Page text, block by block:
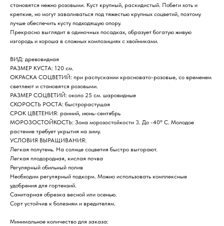
становятся нежно розовыми. Куст крупный, раскидистый. Побеги хоть и
крепкие, но могут заваливаться под тяжестью крупных соцветий, поэтому
лучше обеспечить кусту подходящую опору.
Прекрасно выглядит в одиночных посадках, образует богатую живую
изгородь и хороша в сложных композициях с хвойниками.
ВИД: древовидная
РАЗМЕР КУСТА: 120 см.
ОКРАСКА СОЦВЕТИЙ: при распускании красновато-розовые, со временем
светлеют и становятся розовыми.
РАЗМЕР СОЦВЕТИЙ: около 25 см. шаровидные
СКОРОСТЬ РОСТА: быстрорастущая
СРОК ЦВЕТЕНИЯ: ранний, июнь-сентябрь
МОРОЗОСТОЙКОСТЬ: Зона морозостойкости 3. До -40° C. Молодое
растение требует укрытия на зиму.
УСЛОВИЯ ВЫРАЩИВАНИЯ:
Легкая полутень. На солнце соцветия быстро выгорают.
Легкая плодородная, кислая почва
Регулярный обильный полив
Необходим регулярный подкорм. Можно использовать комплексные
удобрения для гортензий.
Санитарная обрезка весной или осенью.
Сорт устойчив к болезням и вредителям.
Минимальное количество для заказа: